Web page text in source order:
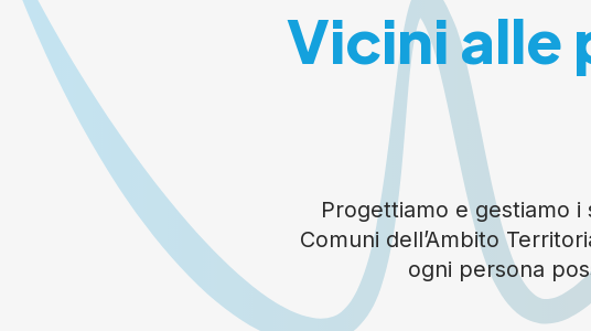
Vicini alle
Progettiamo e gestiamo
Comuni dell’Ambito
ogni persona